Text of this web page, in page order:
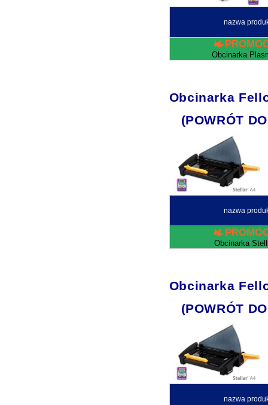
nazwa
Obcinarka
Obcinarka
(POWRÓT
nazwa
Obcinarka
Obcinarka
(POWRÓT
nazwa